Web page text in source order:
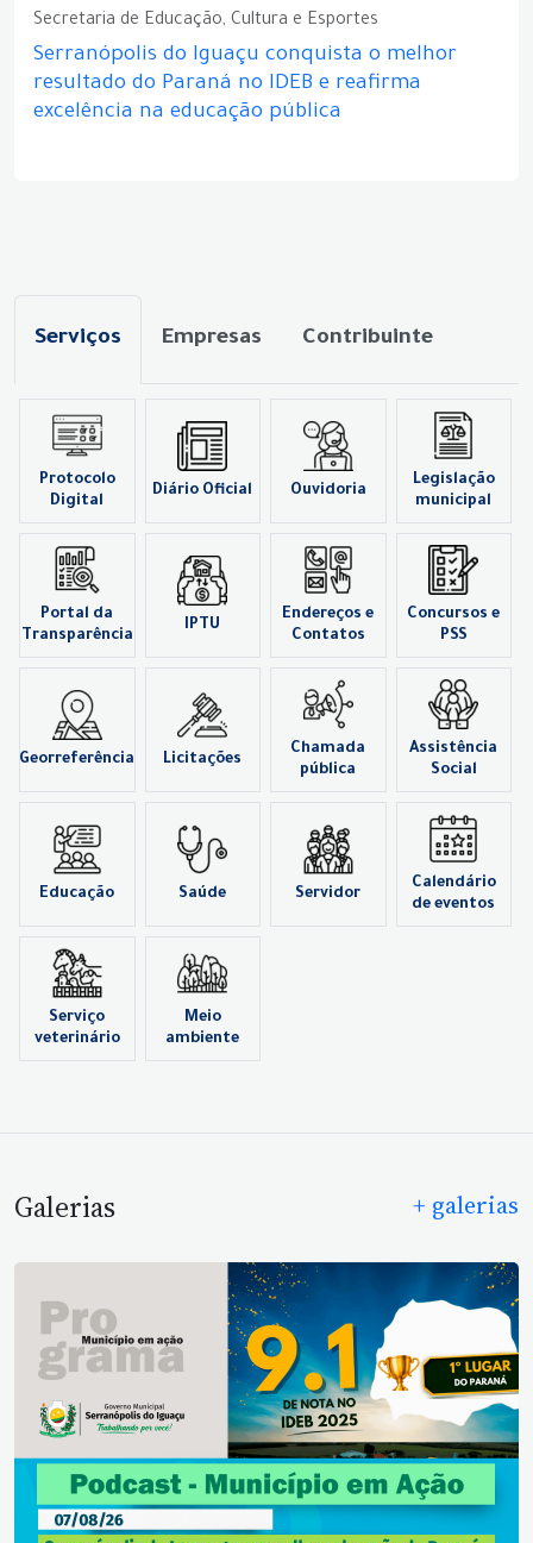
Secretaria de Educação, Cultura e Esportes
Serranópolis do Iguaçu conquista o melhor
resultado do Paraná no IDEB e reafirma
excelência na educação pública
Serviços Empresas Contribuinte
Protocolo
Digital
Diário Oficial Ouvidoria
Legislação
municipal
Portal da
Transparência
IPTU
Endereços e
Contatos
Concursos e
PSS
Georreferência Licitações
Chamada
pública
Assistência
Social
Educação Saúde Servidor
Calendário
de eventos
Serviço
veterinário
Meio
ambiente
Galerias + galerias